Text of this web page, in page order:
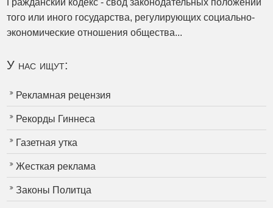
Гражданский кодекс - свод законодательных положений
того или иного государства, регулирующих социально-
экономические отношения общества...
У нас ищут:
Рекламная рецензия
Рекорды Гиннеса
Газетная утка
Жесткая реклама
Законы Политца